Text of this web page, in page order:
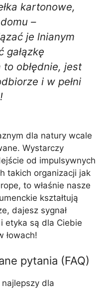
kartonowe,
–
je lnianym
gałązkę
obłędnie, jest
i w pełni
dla natury wcale
Wystarczy
od impulsywnych
takich organizacji jak
to właśnie nasze
kształtują
dajesz sygnał
etyka są dla Ciebie
łowach!
pytania (FAQ)
dla